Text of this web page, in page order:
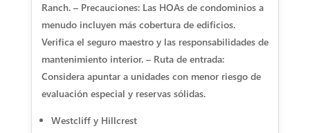
Ranch. – Precauciones: Las HOAs de condominios a
menudo incluyen más cobertura de edificios.
Verifica el seguro maestro y las responsabilidades de
mantenimiento interior. – Ruta de entrada:
Considera apuntar a unidades con menor riesgo de
evaluación especial y reservas sólidas.
Westcliff y Hillcrest